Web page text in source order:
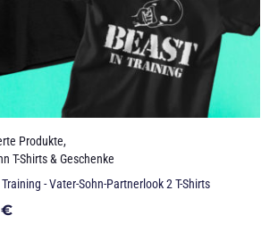
Produkte,
T-Shirts & Geschenke
- Vater-Sohn-Partnerlook 2 T-Shirts
€